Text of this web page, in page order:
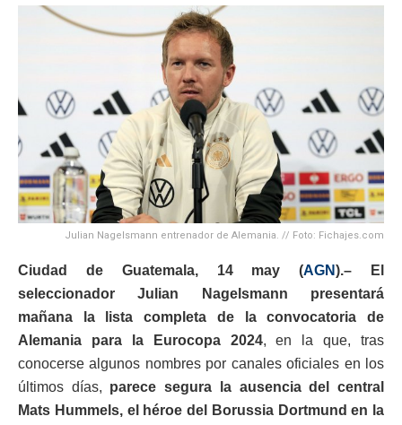
Julian Nagelsmann entrenador de Alemania. // Foto: Fichajes.com
Ciudad de Guatemala, 14 may (AGN).– El
seleccionador Julian Nagelsmann presentará
mañana la lista completa de la convocatoria de
Alemania para la Eurocopa 2024, en la que, tras
conocerse algunos nombres por canales oficiales en los
últimos días, parece segura la ausencia del central
Mats Hummels, el héroe del Borussia Dortmund en la